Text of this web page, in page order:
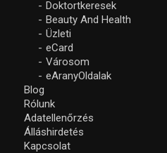
Doktortkeresek
Beauty And Health
Üzleti
eCard
Városom
eAranyOldalak
Blog
Rólunk
Adatellenőrzés
Álláshirdetés
Kapcsolat